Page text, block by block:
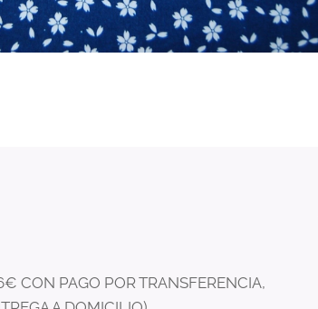
CON PAGO POR TRANSFERENCIA,